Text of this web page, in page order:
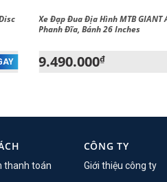
Xe Đạp Đua Địa Hình MTB GIANT
Phanh Đĩa, Bánh 26 Inches
9.490.000₫
thanh toán
CÔNG TY
Giới thiệu công ty